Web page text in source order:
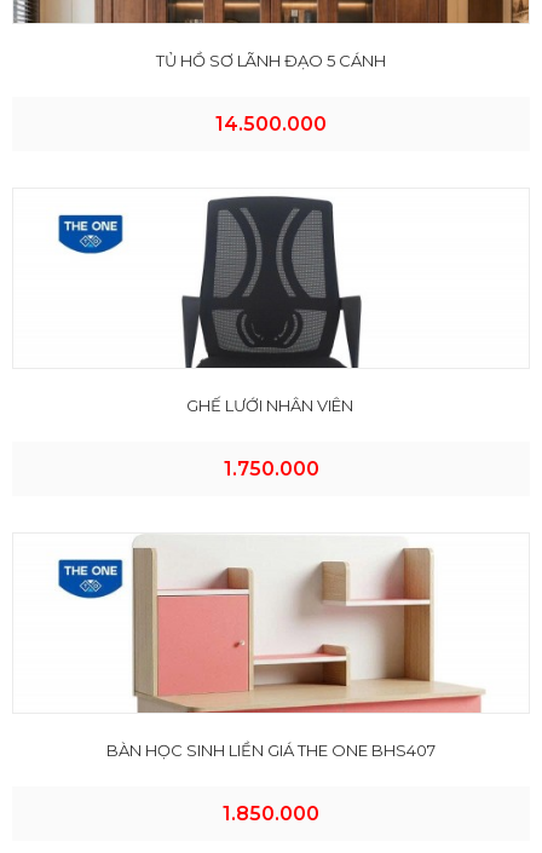
TỦ HỒ SƠ LÃNH ĐẠO 5 CÁNH
14.500.000
GHẾ LƯỚI NHÂN VIÊN
1.750.000
BÀN HỌC SINH LIỀN GIÁ THE ONE BHS407
1.850.000